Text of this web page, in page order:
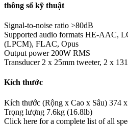
thông số kỹ thuật
Signal-to-noise ratio >80dB
Supported audio formats HE-AAC,
(LPCM), FLAC, Opus
Output power 200W RMS
Transducer 2 x 25mm tweeter, 2 x
Kích thước
Kích thước (Rộng x Cao x Sâu) 374
Trọng lượng 7.6kg (16.8lb)
Click here for a complete list of all